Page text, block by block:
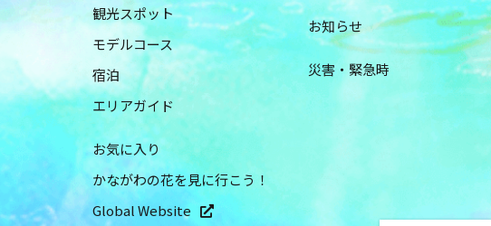
観光スポット
モデルコース
宿泊
エリアガイド
お気に入り
かながわの花を見に行こう！
Global Website
お知らせ
災害・緊急時